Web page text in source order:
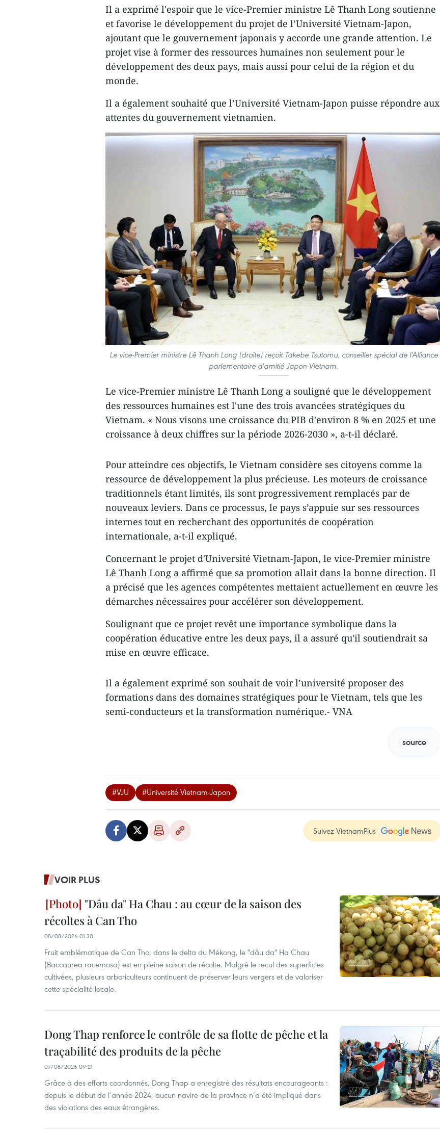
Il a exprimé l'espoir que le vice-Premier ministre Lê Thanh Long soutienne
et favorise le développement du projet de l’Université Vietnam-Japon,
ajoutant que le gouvernement japonais y accorde une grande attention. Le
projet vise à former des ressources humaines non seulement pour le
développement des deux pays, mais aussi pour celui de la région et du
monde.
Il a également souhaité que l’Université Vietnam-Japon puisse répondre aux
attentes du gouvernement vietnamien.
Le vice-Premier ministre Lê Thanh Long (droite) reçoit Takebe Tsutomu, conseiller spécial de l'Alliance
parlementaire d'amitié Japon-Vietnam.
Le vice-Premier ministre Lê Thanh Long a souligné que le développement
des ressources humaines est l'une des trois avancées stratégiques du
Vietnam. « Nous visons une croissance du PIB d'environ 8 % en 2025 et une
croissance à deux chiffres sur la période 2026-2030 », a-t-il déclaré.
Pour atteindre ces objectifs, le Vietnam considère ses citoyens comme la
ressource de développement la plus précieuse. Les moteurs de croissance
traditionnels étant limités, ils sont progressivement remplacés par de
nouveaux leviers. Dans ce processus, le pays s’appuie sur ses ressources
internes tout en recherchant des opportunités de coopération
internationale, a-t-il expliqué.
Concernant le projet d'Université Vietnam-Japon, le vice-Premier ministre
Lê Thanh Long a affirmé que sa promotion allait dans la bonne direction. Il
a précisé que les agences compétentes mettaient actuellement en œuvre les
démarches nécessaires pour accélérer son développement.
Soulignant que ce projet revêt une importance symbolique dans la
coopération éducative entre les deux pays, il a assuré qu'il soutiendrait sa
mise en œuvre efficace.
Il a également exprimé son souhait de voir l’université proposer des
formations dans des domaines stratégiques pour le Vietnam, tels que les
semi-conducteurs et la transformation numérique.- VNA
source
#VJU #Université Vietnam-Japon
Suivez VietnamPlus
VOIR PLUS
"Dâu da" Ha Chau : au cœur de la saison des
récoltes à Can Tho
08/08/2026 01:30
Fruit emblématique de Can Tho, dans le delta du Mékong, le "dâu da" Ha Chau
(Baccaurea racemosa) est en pleine saison de récolte. Malgré le recul des superficies
cultivées, plusieurs arboriculteurs continuent de préserver leurs vergers et de valoriser
cette spécialité locale.
Dong Thap renforce le contrôle de sa flotte de pêche et la
traçabilité des produits de la pêche
07/08/2026 09:21
Grâce à des efforts coordonnés, Dong Thap a enregistré des résultats encourageants :
depuis le début de l’année 2024, aucun navire de la province n’a été impliqué dans
des violations des eaux étrangères.